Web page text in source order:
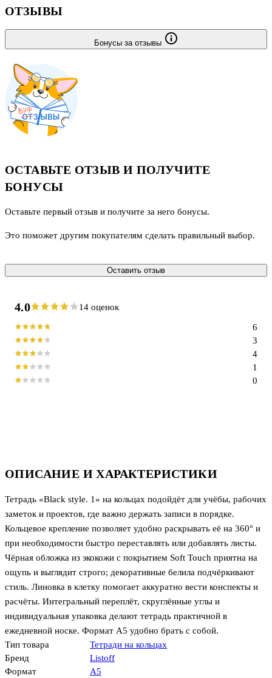
ОПИСАНИЕ И ХАРАКТЕРИСТИКИ
Тетрадь «Black style. 1» на кольцах подойдёт для учёбы, рабочих
заметок и проектов, где важно держать записи в порядке.
Кольцевое крепление позволяет удобно раскрывать её на 360° и
при необходимости быстро переставлять или добавлять листы.
Чёрная обложка из экокожи с покрытием Soft Touch приятна на
ощупь и выглядит строго; декоративные белила подчёркивают
стиль. Линовка в клетку помогает аккуратно вести конспекты и
расчёты. Интегральный переплёт, скруглённые углы и
индивидуальная упаковка делают тетрадь практичной в
ежедневной носке. Формат А5 удобно брать с собой.
Тип товара
Тетради на кольцах
Бренд
Listoff
Формат
А5
ОТЗЫВЫ
Бонусы за отзывы
ОСТАВЬТЕ ОТЗЫВ И ПОЛУЧИТЕ
БОНУСЫ
Оставьте первый отзыв и получите за него бонусы.
Это поможет другим покупателям сделать правильный выбор.
Оставить отзыв
4.0 14 оценок
0
1
4
3
6